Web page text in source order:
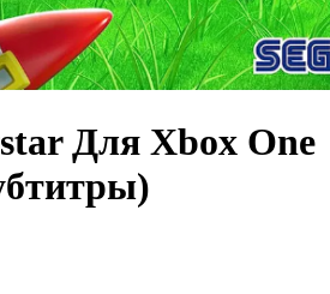
Для Xbox One